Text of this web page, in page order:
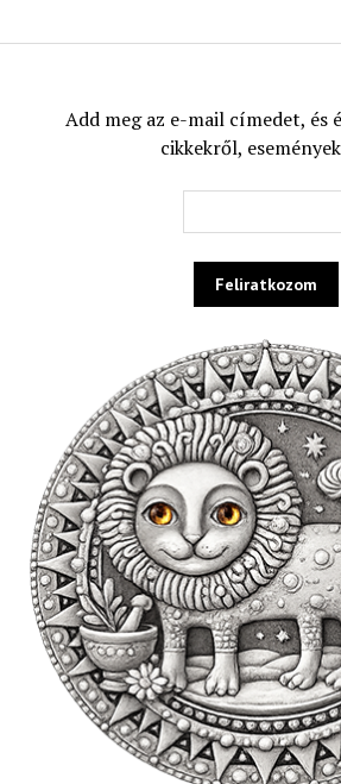
Add meg az e-mail címedet, és
cikkekről,